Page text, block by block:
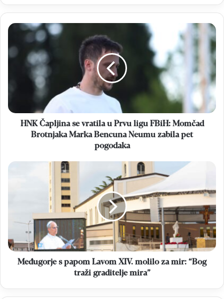
HNK
se
vratila
Momčad
Brotnjaka
zabila
HNK Čapljina se vratila u Prvu ligu FBiH: Momčad
Brotnjaka Marka Bencuna Neumu zabila pet
pogodaka
Međugorje
mir:
“Bog
tražiMeđugorje s papom Lavom XIV. molilo za mir: “Bog
traži graditelje mira”